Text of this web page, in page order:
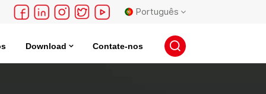
Português
English
Download Contate-nos